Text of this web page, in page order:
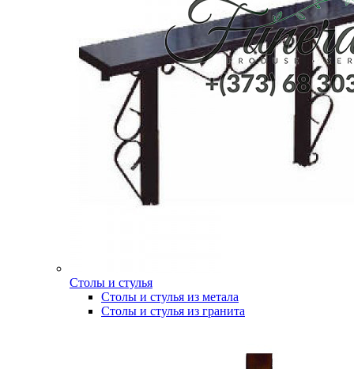
Столы и стулья
Столы и стулья из метала
Столы и стулья из гранита